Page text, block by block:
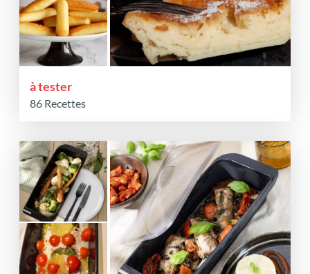
à tester
86 Recettes